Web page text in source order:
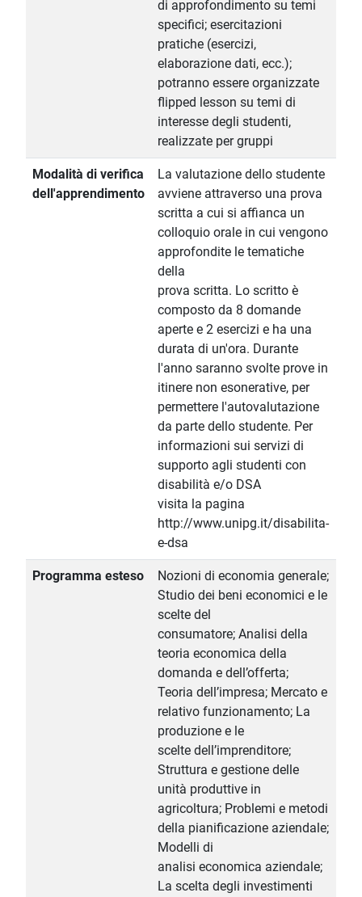
di approfondimento su temi
specifici; esercitazioni
pratiche (esercizi,
elaborazione dati, ecc.);
potranno essere organizzate
flipped lesson su temi di
interesse degli studenti,
realizzate per gruppi
Modalità di verifica
dell'apprendimento
La valutazione dello studente
avviene attraverso una prova
scritta a cui si affianca un
colloquio orale in cui vengono
approfondite le tematiche
della
prova scritta. Lo scritto è
composto da 8 domande
aperte e 2 esercizi e ha una
durata di un'ora. Durante
l'anno saranno svolte prove in
itinere non esonerative, per
permettere l'autovalutazione
da parte dello studente. Per
informazioni sui servizi di
supporto agli studenti con
disabilità e/o DSA
visita la pagina
http://www.unipg.it/disabilita-
e-dsa
Programma esteso
Nozioni di economia generale;
Studio dei beni economici e le
scelte del
consumatore; Analisi della
teoria economica della
domanda e dell’offerta;
Teoria dell’impresa; Mercato e
relativo funzionamento; La
produzione e le
scelte dell’imprenditore;
Struttura e gestione delle
unità produttive in
agricoltura; Problemi e metodi
della pianificazione aziendale;
Modelli di
analisi economica aziendale;
La scelta degli investimenti